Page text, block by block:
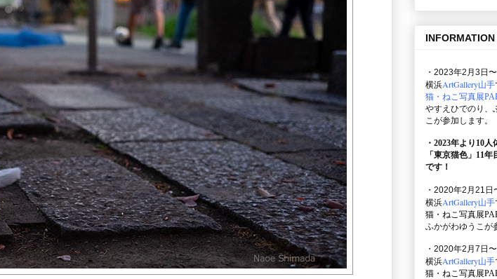
INFORMATION
・2023年2月3日
横浜ArtGallery山手
猫・ねこ写真展
やすえひでのり、
こが参加します。
・2023年より10
「東京猫色」 11年
です！
・2020年2月21日
横浜ArtGallery山手
猫・ねこ写真展
ふかがわゆうこが
・2020年2月7日
横浜ArtGallery山手
猫・ねこ写真展